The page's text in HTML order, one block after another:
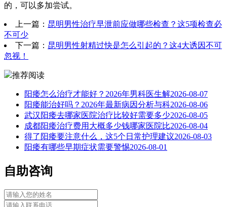
的，可以多加尝试。
上一篇： 昆明男性治疗早泄前应做哪些检查？这5项检查必
不可少
下一篇： 昆明男性射精过快是怎么引起的？这4大诱因不可
忽视！
推荐阅读
阳痿怎么治疗才能好？2026年男科医生解2026-08-07
阳痿能治好吗？2026年最新病因分析与科2026-08-06
武汉阳痿去哪家医院治疗比较好需要多少2026-08-05
成都阳痿治疗费用大概多少钱哪家医院比2026-08-04
得了阳痿要注意什么，这5个日常护理建议2026-08-03
阳痿有哪些早期症状需要警惕2026-08-01
自助咨询